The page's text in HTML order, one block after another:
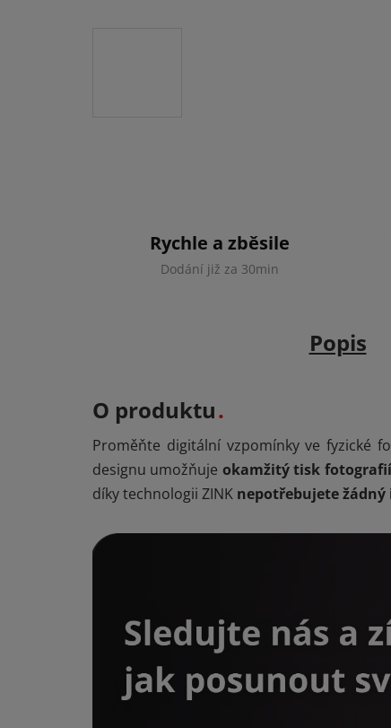
Rychle a zběsile
Dodání již za 30min
Popis
O produktu
Proměňte digitální vzpomínky ve fyzické
designu umožňuje okamžitý tisk fotografií
díky technologii ZINK nepotřebujete